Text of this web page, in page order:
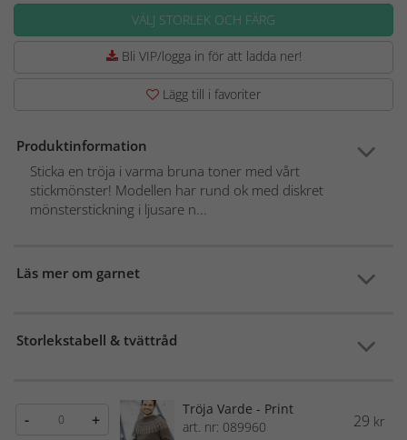
VÄLJ STORLEK OCH FÄRG
Bli VIP/logga in för att ladda ner!
Lägg till i favoriter
Produktinformation
Sticka en tröja i varma bruna toner med vårt
stickmönster! Modellen har rund ok med diskret
mönsterstickning i ljusare n...
Läs mer om garnet
Storlekstabell & tvättråd
- +
Tröja Varde - Print
art. nr: 089960
29 kr